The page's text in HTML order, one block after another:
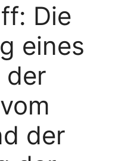
Die
eines
der
der